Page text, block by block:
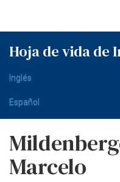
Hoja de vida de
Inglés
Español
Marcelo